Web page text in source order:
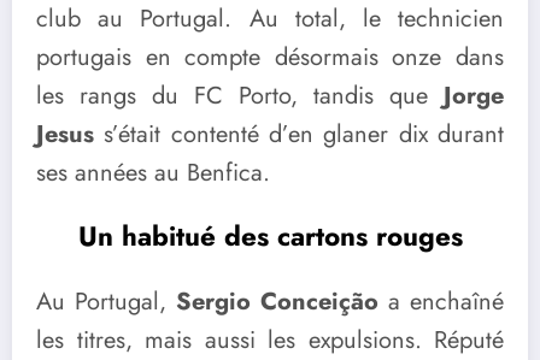
club au Portugal. Au total, le technicien
portugais en compte désormais onze dans
les rangs du FC Porto, tandis queJorge
Jesus s’était contenté d’en glaner dix durant
ses années au Benfica.
Un habitué des cartons rouges
Au Portugal, Sergio Conceição a enchaîné
les titres, mais aussi les expulsions. Réputé